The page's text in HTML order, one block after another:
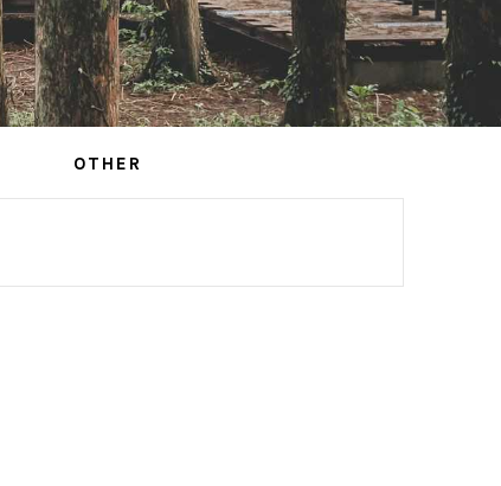
OTHER